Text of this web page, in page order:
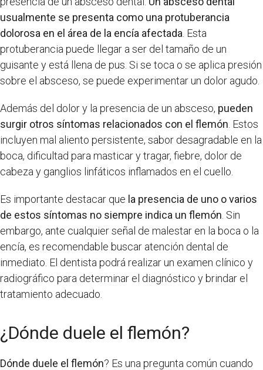
usualmente se presenta como una protuberancia
dolorosa en el área de la encía afectada . Esta
protuberancia puede llegar a ser del tamaño de un
guisante y está llena de pus. Si se toca o se aplica presión
sobre el absceso, se puede experimentar un dolor agudo.
Además del dolor y la presencia de un absceso, pueden
surgir otros síntomas relacionados con el flemón . Estos
incluyen mal aliento persistente, sabor desagradable en la
boca, dificultad para masticar y tragar, fiebre, dolor de
cabeza y ganglios linfáticos inflamados en el cuello.
Es importante destacar que la presencia de uno o varios
de estos síntomas no siempre indica un flemón . Sin
embargo, ante cualquier señal de malestar en la boca o la
encía, es recomendable buscar atención dental de
inmediato. El dentista podrá realizar un examen clínico y
radiográfico para determinar el diagnóstico y brindar el
tratamiento adecuado.
¿Dónde duele el flemón?
Dónde duele el flemón? Es una pregunta común cuando